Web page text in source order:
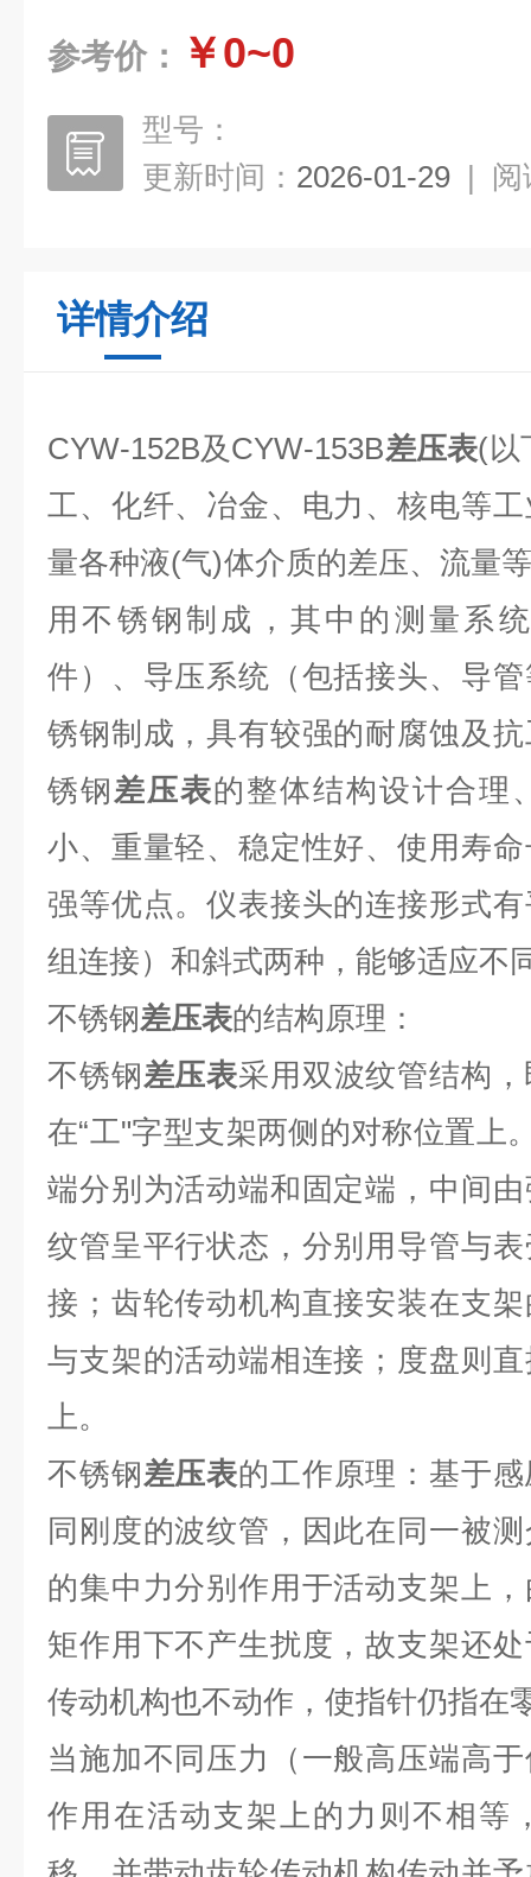
参考价： ￥0~0
型号：
更新时间： 2026-01-29 | 阅
详情介绍
CYW-152B及CYW-153B差压表(以
工、化纤、冶金、电力、核电等
量各种液(气)体介质的差压、流量
用不锈钢制成，其中的测量系
件）、导压系统（包括接头、导
锈钢制成，具有较强的耐腐蚀及
锈钢差压表的整体结构设计合理
小、重量轻、稳定性好、使用寿
强等优点。仪表接头的连接形式
组连接）和斜式两种，能够适应不
不锈钢差压表的结构原理：
不锈钢差压表采用双波纹管结构
在“工"字型支架两侧的对称位置上
端分别为活动端和固定端，中间
纹管呈平行状态，分别用导管与
接；齿轮传动机构直接安装在支
与支架的活动端相连接；度盘则
上。
不锈钢差压表的工作原理：基于
同刚度的波纹管，因此在同一被
的集中力分别作用于活动支架上
矩作用下不产生扰度，故支架还
传动机构也不动作，使指针仍指在
当施加不同压力（一般高压端高
作用在活动支架上的力则不相等